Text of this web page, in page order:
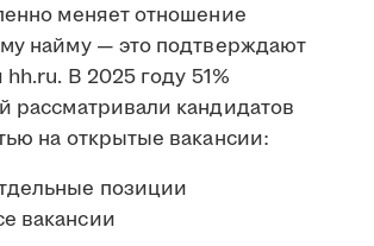
меняет отношение
найму — это подтверждают
В 2025 году 51%
рассматривали кандидатов
на открытые вакансии:
позиции
вакансии